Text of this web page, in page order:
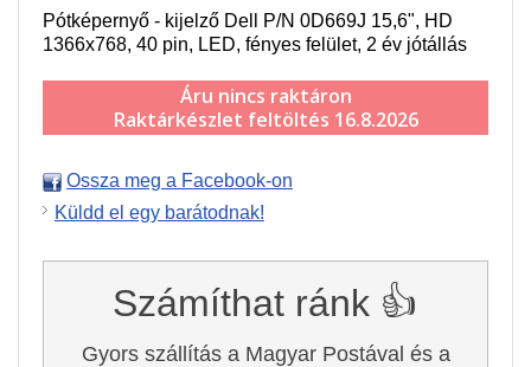
Pótképernyő - kijelző Dell P/N 0D669J 15,6", HD
1366x768, 40 pin, LED, fényes felület, 2 év jótállás
Áru nincs raktáron
Raktárkészlet feltöltés 16.8.2026
Ossza meg a Facebook-on
Küldd el egy barátodnak!
Számíthat ránk 👍
Gyors szállítás a Magyar Postával és a